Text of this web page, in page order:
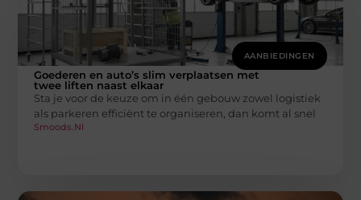
AANBIEDINGEN
Goederen en auto’s slim verplaatsen met
twee liften naast elkaar
Sta je voor de keuze om in één gebouw zowel logistiek
als parkeren efficiënt te organiseren, dan komt al snel
Smoods.nl